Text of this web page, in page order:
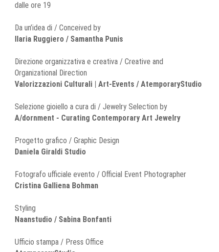
dalle ore 19
Da un’idea di / Conceived by
Ilaria Ruggiero / Samantha Punis
Direzione organizzativa e creativa / Creative and
Organizational Direction
Valorizzazioni Culturali | Art-Events / AtemporaryStudio
Selezione gioiello a cura di / Jewelry Selection by
A/dornment - Curating Contemporary Art Jewelry
Progetto grafico / Graphic Design
Daniela Giraldi Studio
Fotografo ufficiale evento / Official Event Photographer
Cristina Galliena Bohman
Styling
Naanstudio / Sabina Bonfanti
Ufficio stampa / Press Office